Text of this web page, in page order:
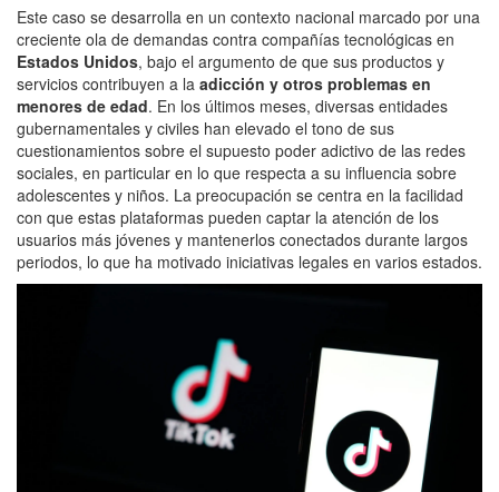
Este caso se desarrolla en un contexto nacional marcado por una
creciente ola de demandas contra compañías tecnológicas en
Estados Unidos, bajo el argumento de que sus productos y
servicios contribuyen a la adicción y otros problemas en
menores de edad. En los últimos meses, diversas entidades
gubernamentales y civiles han elevado el tono de sus
cuestionamientos sobre el supuesto poder adictivo de las redes
sociales, en particular en lo que respecta a su influencia sobre
adolescentes y niños. La preocupación se centra en la facilidad
con que estas plataformas pueden captar la atención de los
usuarios más jóvenes y mantenerlos conectados durante largos
periodos, lo que ha motivado iniciativas legales en varios estados.